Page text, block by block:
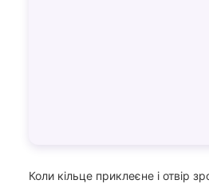
Коли кільце приклеєне і отвір